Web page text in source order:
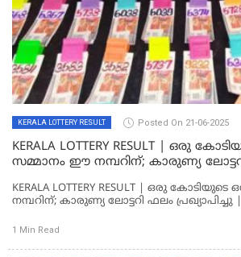
KERALA LOTTERY RESULT Posted On 21-06-2025
KERALA LOTTERY RESULT | ഒരു
സമ്മാനം ഈ നമ്പറിന്; കാരുണ്യ ലോട്ടറി
KERALA LOTTERY RESULT | ഒരു
നമ്പറിന്; കാരുണ്യ ലോട്ടറി ഫലം പ്രഖ്യാപിച്ചു |
1 Min Read